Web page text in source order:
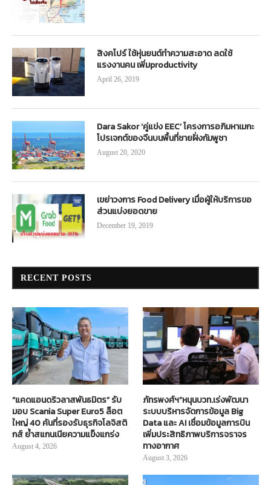
สิงคโปร์ ใช้หุ่นยนต์ทำความสะอาด ลดใช้
แรงงานคน เพิ่มproductivity
April 26, 2019
Dara Sakor ‘คู่แข่ง EEC’ โครงการอภิมหาเมกะ
โปรเจกต์ของจีนบนพื้นที่ชายฝั่งกัมพูชา
August 20, 2020
เขย่าวงการ Food Delivery เมื่อผู้ให้บริการขอ
ส่วนแบ่งยอดขาย
December 19, 2019
RECENT POSTS
“แคดแอนดริวลาสพันธมิตร” รับ
มอบ Scania Super Euro5 ล็อต
ใหญ่ 40 คันที่รองรับธุรกิจโลจิสติ
กส์ ย้ำสแกนเนียความแข็งแกร่ง
August 4, 2026
ภัทรพงศ์ฯ”หนุนบวท.เร่งพัฒนา
ระบบบริหารจัดการข้อมูล Big
Data และ AI เชื่อมข้อมูลการบิน
เพิ่มประสิทธิภาพบริการจราจร
ทางอากาศ
August 3, 2026